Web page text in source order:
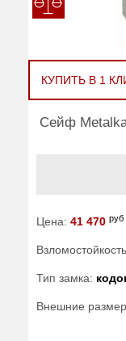
КУПИТЬ В 1
Сейф
Цена: 41 470 руб
Тип замка:
Внешние